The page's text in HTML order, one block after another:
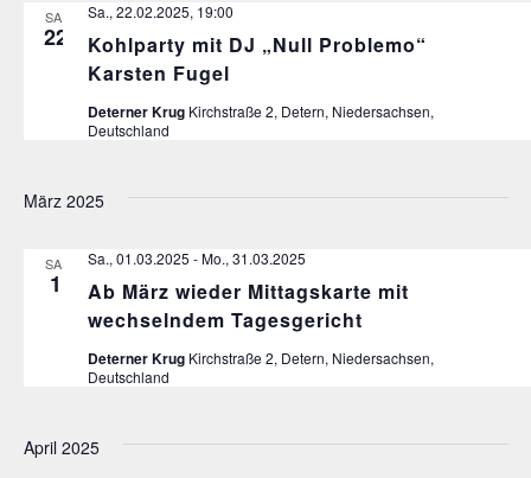
SA.
22
Kohlparty mit DJ „Null Problemo“
Karsten Fugel
Sa., 22.02.2025, 19:00
Deterner Krug Kirchstraße 2, Detern, Niedersachsen,
Deutschland
März 2025
SA.
1
Ab März wieder Mittagskarte mit
wechselndem Tagesgericht
Sa., 01.03.2025 -Mo., 31.03.2025
Deterner Krug Kirchstraße 2, Detern, Niedersachsen,
Deutschland
April 2025